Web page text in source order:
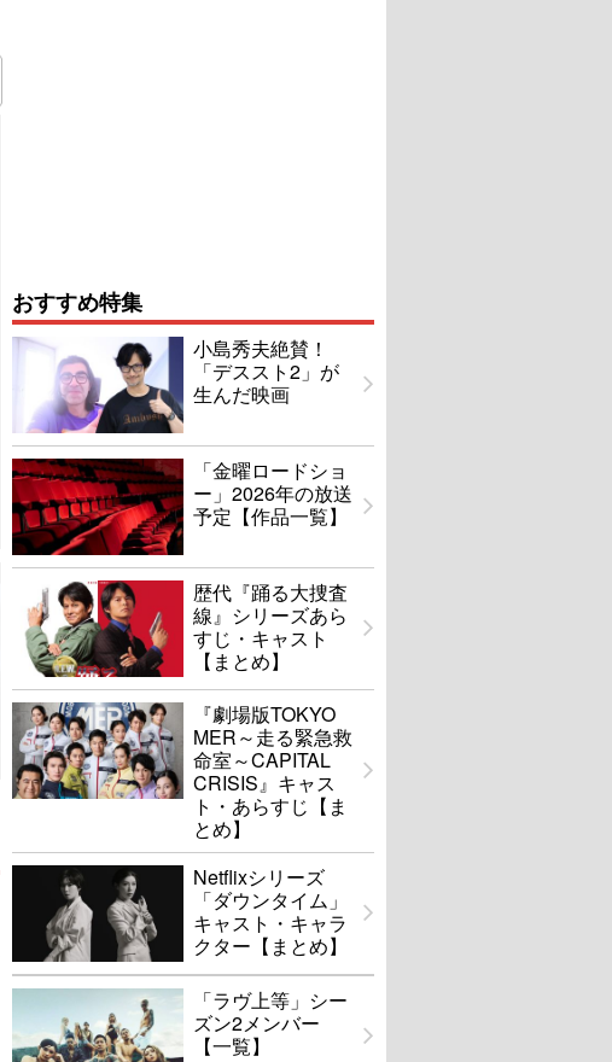
おすすめ特集
小島秀夫絶賛！
「デススト2」が
生んだ映画
「金曜ロードショ
ー」2026年の放送
予定【作品一覧】
歴代『踊る大捜査
線』シリーズあら
すじ・キャスト
【まとめ】
『劇場版TOKYO
MER～走る緊急救
命室～CAPITAL
CRISIS』キャス
ト・あらすじ【ま
とめ】
Netflixシリーズ
「ダウンタイム」
キャスト・キャラ
クター【まとめ】
「ラヴ上等」シー
ズン2メンバー
【一覧】